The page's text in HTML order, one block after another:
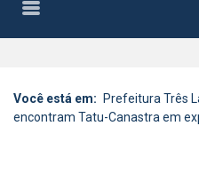
Você está em: Prefeitura Três
encontram Tatu-Canastra em